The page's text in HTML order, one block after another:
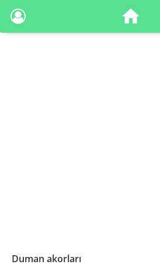
Duman akorları